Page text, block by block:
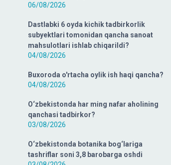
06/08/2026
Dastlabki 6 oyda kichik tadbirkorlik
subyektlari tomonidan qancha sanoat
mahsulotlari ishlab chiqarildi?
04/08/2026
Buxoroda o'rtacha oylik ish haqi qancha?
04/08/2026
O‘zbekistonda har ming nafar aholining
qanchasi tadbirkor?
03/08/2026
O‘zbekistonda botanika bog‘lariga
tashriflar soni 3,8 barobarga oshdi